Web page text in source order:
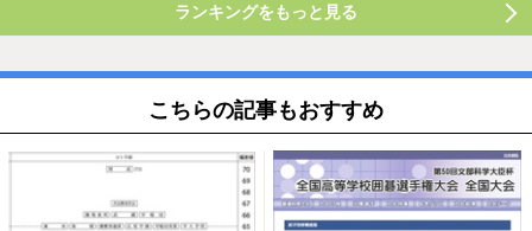
ランキングをもっと見る
こちらの記事もおすすめ